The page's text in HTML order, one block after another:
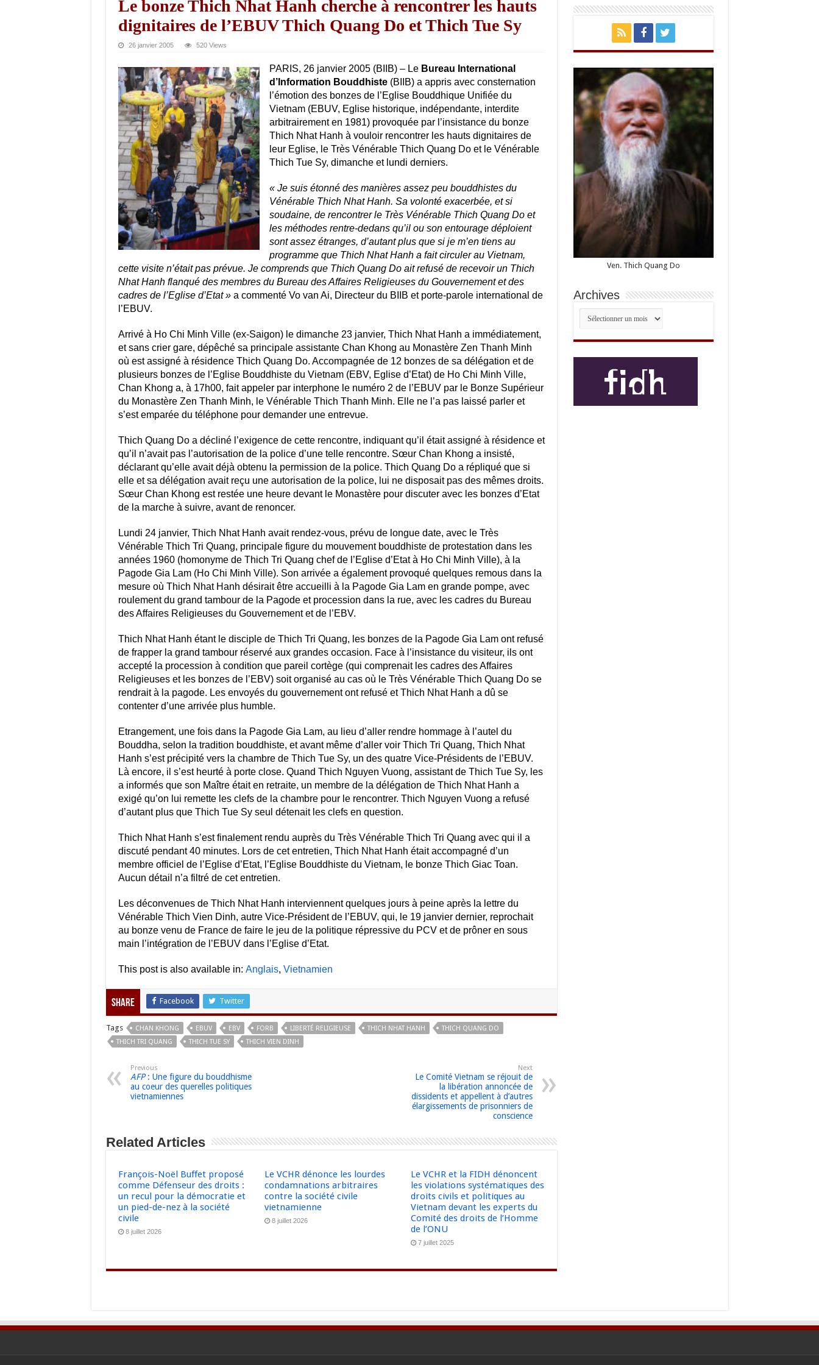
Le bonze Thich Nhat Hanh cherche à rencontrer les hauts
dignitaires de l’EBUV Thich Quang Do et Thich Tue Sy
26 janvier 2005 520 Views
PARIS, 26 janvier 2005 (BIIB) – Le Bureau International
d’Information Bouddhiste(BIIB) a appris avec consternation
l’émotion des bonzes de l’Eglise Bouddhique Unifiée du
Vietnam (EBUV, Eglise historique, indépendante, interdite
arbitrairement en 1981) provoquée par l’insistance du bonze
Thich Nhat Hanh à vouloir rencontrer les hauts dignitaires de
leur Eglise, le Très Vénérable Thich Quang Do et le Vénérable
Thich Tue Sy, dimanche et lundi derniers.
« Je suis étonné des manières assez peu bouddhistes du
Vénérable Thich Nhat Hanh. Sa volonté exacerbée, et si
soudaine, de rencontrer le Très Vénérable Thich Quang Do et
les méthodes rentre-dedans qu’il ou son entourage déploient
sont assez étranges, d’autant plus que si je m’en tiens au
programme que Thich Nhat Hanh a fait circuler au Vietnam,
cette visite n’était pas prévue. Je comprends que Thich Quang Do ait refusé de recevoir un Thich
Nhat Hanh flanqué des membres du Bureau des Affaires Religieuses du Gouvernement et des
cadres de l’Eglise d’Etat »a commenté Vo van Ai, Directeur du BIIB et porte-parole international de
l’EBUV.
Arrivé à Ho Chi Minh Ville (ex-Saigon) le dimanche 23 janvier, Thich Nhat Hanh a immédiatement,
et sans crier gare, dépêché sa principale assistante Chan Khong au Monastère Zen Thanh Minh
où est assigné à résidence Thich Quang Do. Accompagnée de 12 bonzes de sa délégation et de
plusieurs bonzes de l’Eglise Bouddhiste du Vietnam (EBV, Eglise d’Etat) de Ho Chi Minh Ville,
Chan Khong a, à 17h00, fait appeler par interphone le numéro 2 de l’EBUV par le Bonze Supérieur
du Monastère Zen Thanh Minh, le Vénérable Thich Thanh Minh. Elle ne l’a pas laissé parler et
s’est emparée du téléphone pour demander une entrevue.
Thich Quang Do a décliné l’exigence de cette rencontre, indiquant qu’il était assigné à résidence et
qu’il n’avait pas l’autorisation de la police d’une telle rencontre. Sœur Chan Khong a insisté,
déclarant qu’elle avait déjà obtenu la permission de la police. Thich Quang Do a répliqué que si
elle et sa délégation avait reçu une autorisation de la police, lui ne disposait pas des mêmes droits.
Sœur Chan Khong est restée une heure devant le Monastère pour discuter avec les bonzes d’Etat
de la marche à suivre, avant de renoncer.
Lundi 24 janvier, Thich Nhat Hanh avait rendez-vous, prévu de longue date, avec le Très
Vénérable Thich Tri Quang, principale figure du mouvement bouddhiste de protestation dans les
années 1960 (homonyme de Thich Tri Quang chef de l’Eglise d’Etat à Ho Chi Minh Ville), à la
Pagode Gia Lam (Ho Chi Minh Ville). Son arrivée a également provoqué quelques remous dans la
mesure où Thich Nhat Hanh désirait être accueilli à la Pagode Gia Lam en grande pompe, avec
roulement du grand tambour de la Pagode et procession dans la rue, avec les cadres du Bureau
des Affaires Religieuses du Gouvernement et de l’EBV.
Thich Nhat Hanh étant le disciple de Thich Tri Quang, les bonzes de la Pagode Gia Lam ont refusé
de frapper la grand tambour réservé aux grandes occasion. Face à l’insistance du visiteur, ils ont
accepté la procession à condition que pareil cortège (qui comprenait les cadres des Affaires
Religieuses et les bonzes de l’EBV) soit organisé au cas où le Très Vénérable Thich Quang Do se
rendrait à la pagode. Les envoyés du gouvernement ont refusé et Thich Nhat Hanh a dû se
contenter d’une arrivée plus humble.
Etrangement, une fois dans la Pagode Gia Lam, au lieu d’aller rendre hommage à l’autel du
Bouddha, selon la tradition bouddhiste, et avant même d’aller voir Thich Tri Quang, Thich Nhat
Hanh s’est précipité vers la chambre de Thich Tue Sy, un des quatre Vice-Présidents de l’EBUV.
Là encore, il s’est heurté à porte close. Quand Thich Nguyen Vuong, assistant de Thich Tue Sy, les
a informés que son Maître était en retraite, un membre de la délégation de Thich Nhat Hanh a
exigé qu’on lui remette les clefs de la chambre pour le rencontrer. Thich Nguyen Vuong a refusé
d’autant plus que Thich Tue Sy seul détenait les clefs en question.
Thich Nhat Hanh s’est finalement rendu auprès du Très Vénérable Thich Tri Quang avec qui il a
discuté pendant 40 minutes. Lors de cet entretien, Thich Nhat Hanh était accompagné d’un
membre officiel de l’Eglise d’Etat, l’Eglise Bouddhiste du Vietnam, le bonze Thich Giac Toan.
Aucun détail n’a filtré de cet entretien.
Les déconvenues de Thich Nhat Hanh interviennent quelques jours à peine après la lettre du
Vénérable Thich Vien Dinh, autre Vice-Président de l’EBUV, qui, le 19 janvier dernier, reprochait
au bonze venu de France de faire le jeu de la politique répressive du PCV et de prôner en sous
main l’intégration de l’EBUV dans l’Eglise d’Etat.
This post is also available in: Anglais Vietnamien
Share Facebook Twitter
Tags CHAN KHONG EBUV EBV FORB LIBERTÉ RELIGIEUSE THICH NHAT HANH
THICH QUANG DO
THICH TRI QUANG
THICH TUE SY THICH VIEN DINH
Previous
AFP: Une figure du bouddhisme
au coeur des querelles politiques
vietnamiennes
Next
Le Comité Vietnam se réjouit de
la libération annoncée de
dissidents et appellent à d’autres
élargissements de prisonniers de
conscience
Related Articles
François-Noël Buffet proposé
comme Défenseur des droits :
un recul pour la démocratie et
un pied-de-nez à la société
civile
8 juillet 2026
Le VCHR dénonce les lourdes
condamnations arbitraires
contre la société civile
vietnamienne
8 juillet 2026
Le VCHR et la FIDH dénoncent
les violations systématiques des
droits civils et politiques au
Vietnam devant les experts du
Comité des droits de l’Homme
de l’ONU
7 juillet 2025
Ven. Thich Quang Do
Archives
Archives